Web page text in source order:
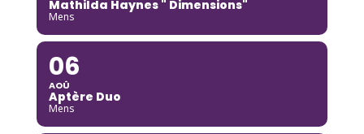
Mathilda Haynes " Dimensions"
Mens
06
AOÛ
Aptère Duo
Mens